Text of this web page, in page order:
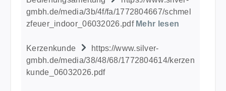
gmbh.de/media/3b/4f/fa/1772804667/schmel
zfeuer_indoor_06032026.pdf Mehr lesen
Kerzenkunde
https://www.silver-
gmbh.de/media/38/48/68/1772804614/kerzen
kunde_06032026.pdf